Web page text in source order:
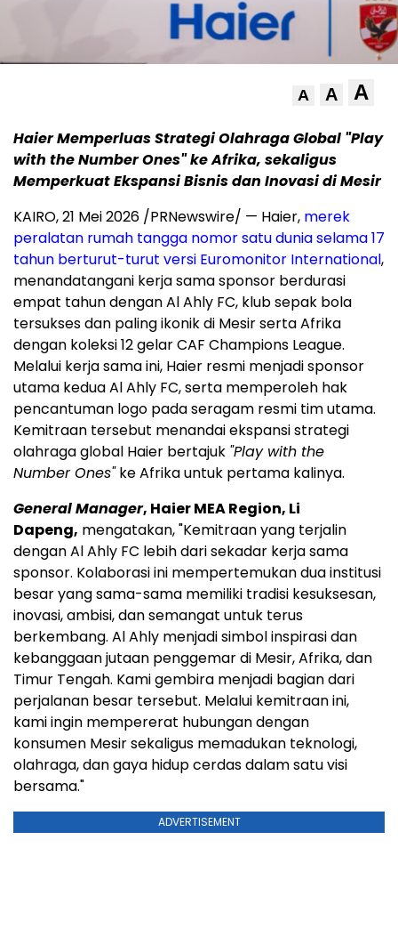
A A A
Haier Memperluas Strategi Olahraga Global "Play
with the Number Ones" ke Afrika, sekaligus
Memperkuat Ekspansi Bisnis dan Inovasi di Mesir
KAIRO, 21 Mei 2026 /PRNewswire/ — Haier, merek
peralatan rumah tangga nomor satu dunia selama 17
tahun berturut-turut versi Euromonitor International,
menandatangani kerja sama sponsor berdurasi
empat tahun dengan Al Ahly FC, klub sepak bola
tersukses dan paling ikonik di Mesir serta Afrika
dengan koleksi 12 gelar CAF Champions League.
Melalui kerja sama ini, Haier resmi menjadi sponsor
utama kedua Al Ahly FC, serta memperoleh hak
pencantuman logo pada seragam resmi tim utama.
Kemitraan tersebut menandai ekspansi strategi
olahraga global Haier bertajuk "Play with the
Number Ones"ke Afrika untuk pertama kalinya.
General Manager, Haier MEA Region, Li
Dapeng, mengatakan, "Kemitraan yang terjalin
dengan Al Ahly FC lebih dari sekadar kerja sama
sponsor. Kolaborasi ini mempertemukan dua institusi
besar yang sama-sama memiliki tradisi kesuksesan,
inovasi, ambisi, dan semangat untuk terus
berkembang. Al Ahly menjadi simbol inspirasi dan
kebanggaan jutaan penggemar di Mesir, Afrika, dan
Timur Tengah. Kami gembira menjadi bagian dari
perjalanan besar tersebut. Melalui kemitraan ini,
kami ingin mempererat hubungan dengan
konsumen Mesir sekaligus memadukan teknologi,
olahraga, dan gaya hidup cerdas dalam satu visi
bersama."
ADVERTISEMENT